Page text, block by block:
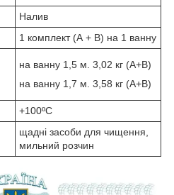
Налив
1 комплект (А + B) на 1 ванну
на ванну 1,5 м. 3,02 кг (А+B)
на ванну 1,7 м. 3,58 кг (A+B)
+100ºC
щадні засоби для чищення,
мильний розчин